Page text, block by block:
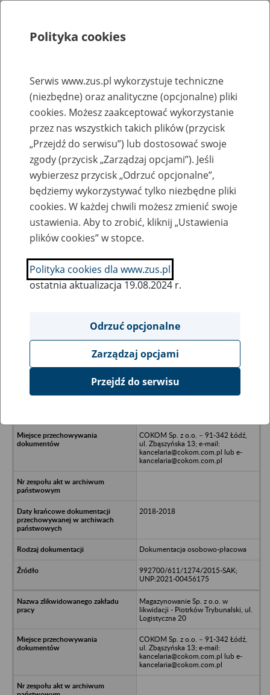
Rejestry, ewidencje i archiwa
Baza zlikwidowanych lub
przekształconych zakładów pracy
Nazwa zakładu pracy:
SZUKAJ
Ukryj wszystkie pozycje bazy
Robot Projekt Sp. z o.o. Sp. k. -
COKOM Sp. z o.o. – 91-342 Łódź,
ul. Zbąszyńska 13; e-mail:
kancelaria@cokom.com.pl lub e-
kancelaria@cokom.com.pl
2018-2018
Dokumentacja osobowo-płacowa
992700/611/1274/2015-SAK;
UNP:2021-00456175
Magazynowanie Sp. z o.o. w
likwidacji - Piotrków Trybunalski, ul.
Logistyczna 20
COKOM Sp. z o.o. – 91-342 Łódź,
ul. Zbąszyńska 13; e-mail:
kancelaria@cokom.com.pl lub e-
kancelaria@cokom.com.pl
Polityka cookies
Serwis www.zus.pl wykorzystuje techniczne
(niezbędne) oraz analityczne (opcjonalne) pliki
cookies. Możesz zaakceptować wykorzystanie
przez nas wszystkich takich plików (przycisk
„Przejdź do serwisu”) lub dostosować swoje
zgody (przycisk „Zarządzaj opcjami”). Jeśli
wybierzesz przycisk „Odrzuć opcjonalne”,
będziemy wykorzystywać tylko niezbędne pliki
cookies. W każdej chwili możesz zmienić swoje
ustawienia. Aby to zrobić, kliknij „Ustawienia
plików cookies” w stopce.
Polityka cookies dla www.zus.pl
ostatnia aktualizacja 19.08.2024 r.
Odrzuć opcjonalne
Zarządzaj opcjami
Przejdź do serwisu